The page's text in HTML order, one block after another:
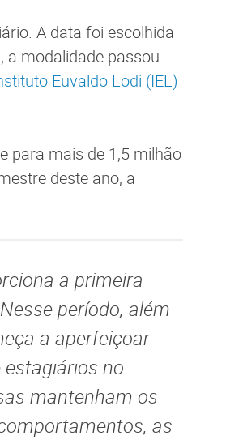
A data foi escolhida
a modalidade passou
Euvaldo Lodi (IEL)
para mais de 1,5 milhão
deste ano, a
a primeira
período, além
a aperfeiçoar
no
mantenham os
as